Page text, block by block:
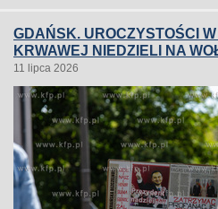
GDAŃSK. UROCZYSTOŚCI
KRWAWEJ NIEDZIELI NA
11 lipca 2026